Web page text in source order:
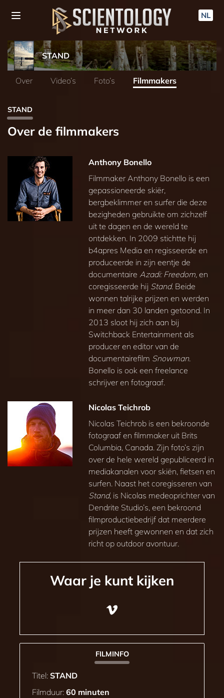
NL
STAND
Over Video’s Foto’s Filmmakers
STAND
Over de filmmakers
Anthony Bonello
Filmmaker Anthony Bonello is een
gepassioneerde skiër,
bergbeklimmer en surfer die deze
bezigheden gebruikte om zichzelf
uit te dagen en de wereld te
ontdekken. In 2009 stichtte hij
b4apres Media en regisseerde en
produceerde in zijn eentje de
documentaire Azadi: Freedom, en
coregisseerde hij Stand. Beide
wonnen talrijke prijzen en werden
in meer dan 30 landen getoond. In
2013 sloot hij zich aan bij
Switchback Entertainment als
producer en editor van de
documentairefilm Snowman.
Bonello is ook een freelance
schrijver en fotograaf.
Nicolas Teichrob
Nicolas Teichrob is een bekroonde
fotograaf en filmmaker uit Brits
Columbia, Canada. Zijn foto’s zijn
over de hele wereld gepubliceerd in
mediakanalen voor skiën, fietsen en
surfen. Naast het coregisseren van
Stand, is Nicolas medeoprichter van
Dendrite Studio’s, een bekroond
filmproductiebedrijf dat meerdere
prijzen heeft gewonnen en dat zich
richt op outdoor avontuur.
Waar je kunt kijken
FILMINFO
Titel: STAND
Filmduur: 60 minuten